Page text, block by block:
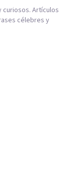
Artículos
célebres y